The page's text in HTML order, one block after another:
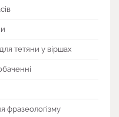
тетяни у віршах
фразеологізму